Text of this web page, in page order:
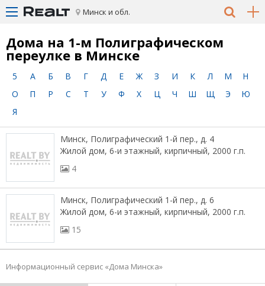
Минск и обл.
Дома на 1-м Полиграфическом
переулке в Минске
5 А Б В Г Д Е Ж З И К Л М
Н
О
П Р С Т У Ф Х Ц Ч Ш Щ Э
Ю
Я
Минск, Полиграфический 1-й пер., д. 4
Жилой дом, 6-и этажный, кирпичный, 2000 г.п.
4
Минск, Полиграфический 1-й пер., д. 6
Жилой дом, 6-и этажный, кирпичный, 2000 г.п.
15
Информационный сервис «Дома Минска»